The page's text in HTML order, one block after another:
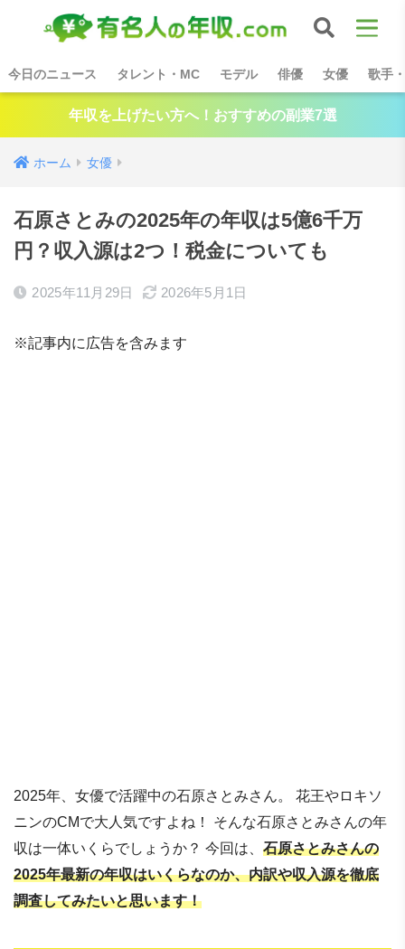
今日のニュース タレント・MC モデル 俳優 女優 歌手
年収を上げたい方へ！おすすめの副業7選
ホーム 女優
石原さとみの2025年の年収は5億6千万
円？収入源は2つ！税金についても
2025年11月29日 2026年5月1日
※記事内に広告を含みます
2025年、女優で活躍中の石原さとみさん。 花王やロキソ
ニンのCMで大人気ですよね！ そんな石原さとみさんの年
収は一体いくらでしょうか？ 今回は、 石原さとみさんの
2025年最新の年収はいくらなのか、内訳や収入源を徹底
調査してみたいと思います！